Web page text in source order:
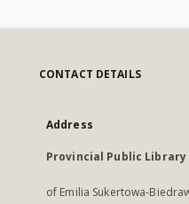
CONTACT DETAILS
Address
Provincial Public Library
of Emilia Sukertowa-